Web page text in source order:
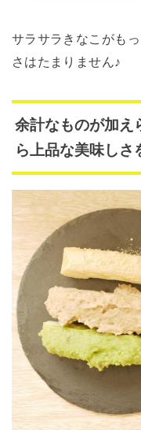
サラサラきなこがも
さはたまりません♪
余計なものが加え
ら上品な美味し